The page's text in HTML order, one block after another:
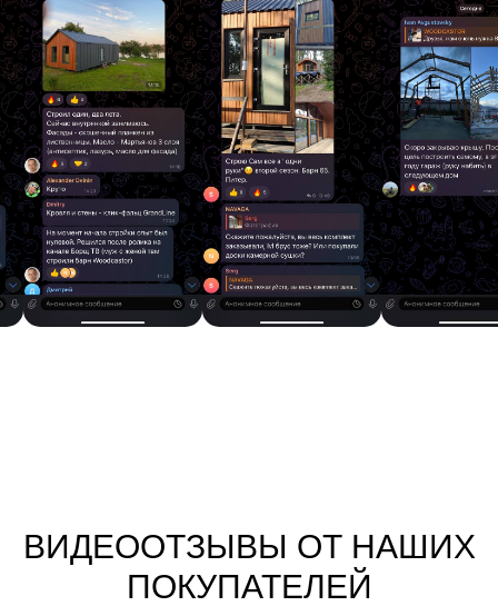
ВИДЕООТЗЫВЫ ОТ НАШИХ
ПОКУПАТЕЛЕЙ